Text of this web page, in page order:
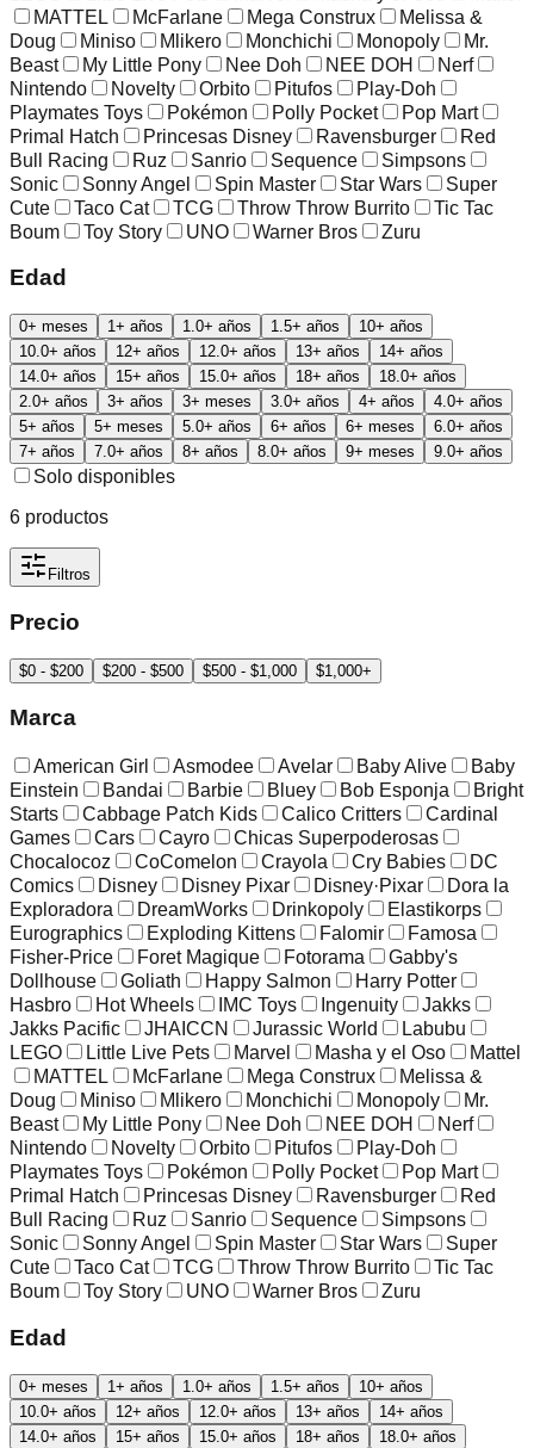
MATTEL
McFarlane Mega Construx
Melissa &
Doug
Miniso Mlikero Monchichi Monopoly
Mr.
Beast
My Little Pony Nee Doh NEE DOH
Nerf
Nintendo
Novelty Orbito Pitufos
Play-Doh
Playmates Toys
Pokémon Polly Pocket
Pop Mart
Primal Hatch
Princesas Disney Ravensburger
Red
Bull Racing
Ruz Sanrio Sequence
Simpsons
Sonic
Sonny Angel Spin Master Star Wars
Super
Cute
Taco Cat TCG Throw Throw Burrito
Tic Tac
Boum
Toy Story UNO Warner Bros Zuru
Edad
0+ meses 1+ años 1.0+ años 1.5+ años
10+ años
10.0+ años
12+ años 12.0+ años 13+ años
14+ años
14.0+ años
15+ años 15.0+ años 18+ años
18.0+ años
2.0+ años
3+ años 3+ meses 3.0+ años 4+ años
4.0+ años
5+ años
5+ meses 5.0+ años 6+ años 6+ meses
6.0+ años
7+ años
7.0+ años 8+ años 8.0+ años 9+ meses 9.0+ años
Solo disponibles
6 productos
Filtros
Precio
$0 - $200 $200 - $500 $500 - $1,000 $1,000+
Marca
American Girl Asmodee Avelar Baby Alive
Baby
Einstein
Bandai Barbie Bluey Bob Esponja
Bright
Starts
Cabbage Patch Kids Calico Critters
Cardinal
Games
Cars Cayro
Chicas Superpoderosas
Chocalocoz
CoComelon Crayola Cry Babies
DC
Comics
Disney Disney Pixar Disney·Pixar
Dora la
Exploradora
DreamWorks Drinkopoly
Elastikorps
Eurographics
Exploding Kittens Falomir
Famosa
Fisher-Price
Foret Magique Fotorama
Gabby's
Dollhouse
Goliath Happy Salmon
Harry Potter
Hasbro
Hot Wheels IMC Toys Ingenuity
Jakks
Jakks Pacific
JHAICCN Jurassic World
Labubu
LEGO
Little Live Pets Marvel Masha y el Oso
Mattel
MATTEL
McFarlane Mega Construx
Melissa &
Doug
Miniso Mlikero Monchichi Monopoly
Mr.
Beast
My Little Pony Nee Doh NEE DOH
Nerf
Nintendo
Novelty Orbito Pitufos
Play-Doh
Playmates Toys
Pokémon Polly Pocket
Pop Mart
Primal Hatch
Princesas Disney Ravensburger
Red
Bull Racing
Ruz Sanrio Sequence
Simpsons
Sonic
Sonny Angel Spin Master Star Wars
Super
Cute
Taco Cat TCG Throw Throw Burrito
Tic Tac
Boum
Toy Story UNO Warner Bros Zuru
Edad
0+ meses 1+ años 1.0+ años 1.5+ años
10+ años
10.0+ años
12+ años 12.0+ años 13+ años
14+ años
14.0+ años
15+ años 15.0+ años 18+ años 18.0+ años